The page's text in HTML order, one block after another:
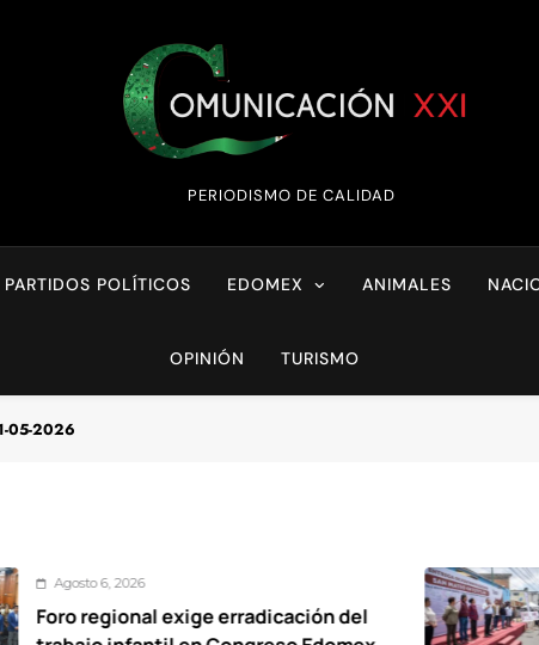
Comunicación XXI
PERIODISMO DE CALIDAD
PARTIDOS POLÍTICOS EDOMEX ANIMALES
OPINIÓN TURISMO
05-2026
exige erradicación del
Agosto 6,
De calles